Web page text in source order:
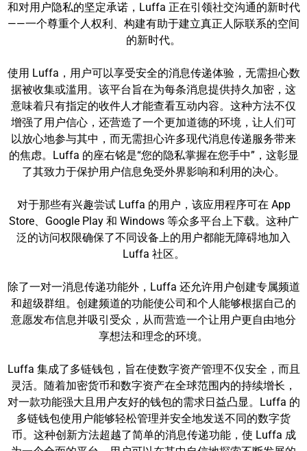
和对用户隐私的坚定承诺，Luffa 正在引领社交沟通的新时代
——一个尊重个人权利、构建有助于建立真正人际联系的空间
的新时代。
使用 Luffa，用户可以享受安全的消息传递体验，无需担心数
据被收集或滥用。该平台旨在为每条消息提供持久加密，这
意味着只有指定的收件人才能查看互动内容。这种方法不仅
增强了用户信心，还营造了一个更加道德的环境，让人们可
以放心地参与其中，而无需担心许多现代消息传递服务带来
的焦虑。Luffa 的座右铭是“您的隐私掌握在您手中”，这彰显
了其致力于保护用户信息免受外界影响和利用的决心。
对于那些有兴趣尝试 Luffa 的用户，该应用程序可在 App
Store、Google Play 和 Windows 等众多平台上下载。这种广
泛的访问权限确保了不同设备上的用户都能无障碍地加入
Luffa 社区。
除了一对一消息传递功能外，Luffa 还允许用户创建专属频道
和超级群组。创建频道的功能使公司和个人能够根据自己的
意愿发布信息并吸引受众，从而营造一个让用户更自由地分
享想法和理念的环境。
Luffa 集成了多链钱包，旨在使数字资产管理不仅安全，而且
灵活。随着加密货币和数字资产在全球范围内的持续增长，
对一款功能强大且用户友好的钱包的需求日益凸显。Luffa 的
多链钱包使用户能够轻松管理并安全地发送不同的数字货
币。这种创新方法超越了简单的消息传递功能，使 Luffa 成